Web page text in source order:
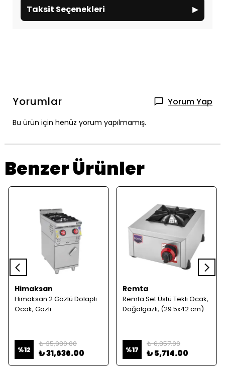
Taksit Seçenekleri ▸
Yorumlar Yorum Yap
Bu ürün için henüz yorum yapılmamış.
Benzer Ürünler
Himaksan
Himaksan 2 Gözlü Dolaplı
Ocak, Gazlı
%12
₺ 35,980.00
₺ 31,636.00
Remta
Remta Set Üstü Tekli Ocak,
Doğalgazlı, (29.5x42 cm)
%17
₺ 6,857.00
₺ 5,714.00